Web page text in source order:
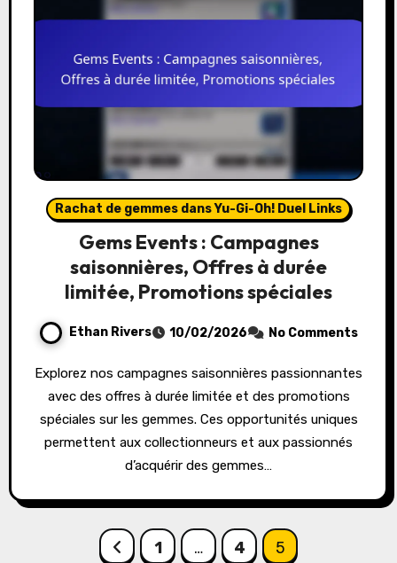
Rachat de gemmes dans Yu-Gi-Oh! Duel Links
Gems Events : Campagnes
saisonnières, Offres à durée
limitée, Promotions spéciales
Ethan Rivers 10/02/2026 No Comments
Explorez nos campagnes saisonnières passionnantes
avec des offres à durée limitée et des promotions
spéciales sur les gemmes. Ces opportunités uniques
permettent aux collectionneurs et aux passionnés
d’acquérir des gemmes…
1 … 4 5